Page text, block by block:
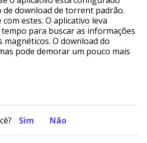
de download de torrent padrão.
estes. O aplicativo leva
para buscar as informações
O download do
pode demorar um pouco mais
Sim Não